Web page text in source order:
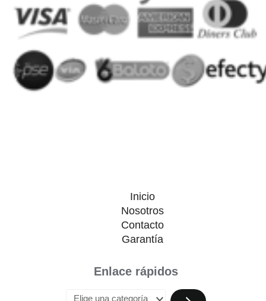
Inicio
Nosotros
Contacto
Garantía
Enlace rápidos